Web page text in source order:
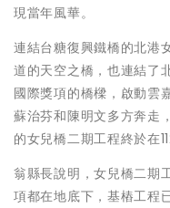
現當年風華。
連結台糖復興鐵橋的北港
道的天空之橋，也連結了
國際獎項的橋樑，啟動雲
蘇治芬和陳明文多方奔走
的女兒橋二期工程終於在
翁縣長說明，女兒橋二期
項都在地底下，基樁工程